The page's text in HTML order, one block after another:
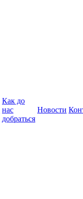
Как до
нас
добраться
Новости